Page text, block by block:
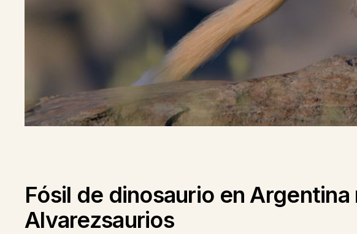
Fósil de dinosaurio en
Alvarezsaurios